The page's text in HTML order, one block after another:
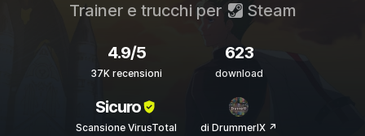
Trainer e trucchi per Steam
4.9/5
37K recensioni
623
download
Sicuro
Scansione VirusTotal di DrummerIX ↗